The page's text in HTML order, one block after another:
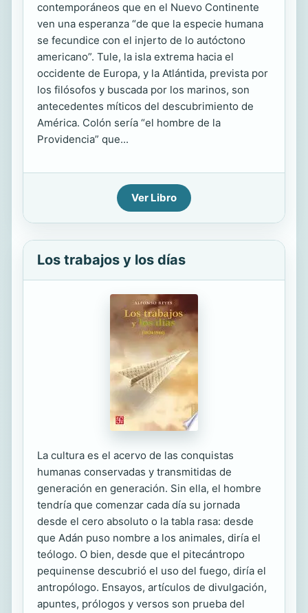
contemporáneos que en el Nuevo Continente
ven una esperanza “de que la especie humana
se fecundice con el injerto de lo autóctono
americano”. Tule, la isla extrema hacia el
occidente de Europa, y la Atlántida, prevista por
los filósofos y buscada por los marinos, son
antecedentes míticos del descubrimiento de
América. Colón sería “el hombre de la
Providencia” que...
Ver Libro
Los trabajos y los días
La cultura es el acervo de las conquistas
humanas conservadas y transmitidas de
generación en generación. Sin ella, el hombre
tendría que comenzar cada día su jornada
desde el cero absoluto o la tabla rasa: desde
que Adán puso nombre a los animales, diría el
teólogo. O bien, desde que el pitecántropo
pequinense descubrió el uso del fuego, diría el
antropólogo. Ensayos, artículos de divulgación,
apuntes, prólogos y versos son prueba del